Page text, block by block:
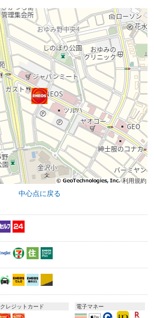
利用規約
中心点に戻る
クレジットカード 電子マネー